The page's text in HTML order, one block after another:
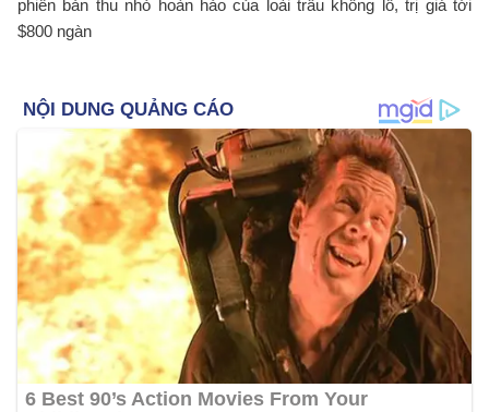
phiên bản thu nhỏ hoàn hảo của loài trâu khổng lồ, trị giá tới
$800 ngàn